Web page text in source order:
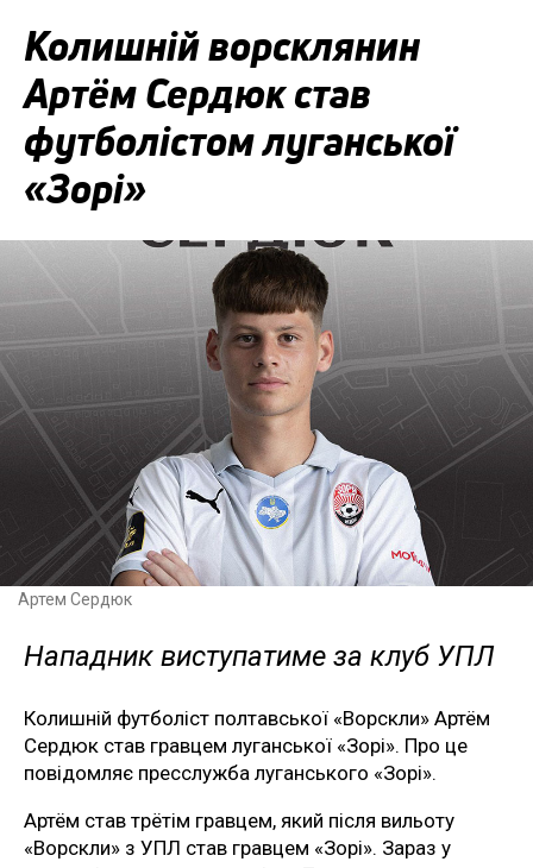
Колишній ворсклянин
Артём Сердюк став
футболістом луганської
«Зорі»
Артем Сердюк
Нападник виступатиме за клуб УПЛ
Колишній футболіст полтавської «Ворскли» Артём
Сердюк став гравцем луганської «Зорі». Про це
повідомляє пресслужба луганського «Зорі».
Артём став трётім гравцем, який після вильоту
«Ворскли» з УПЛ став гравцем «Зорі». Зараз у